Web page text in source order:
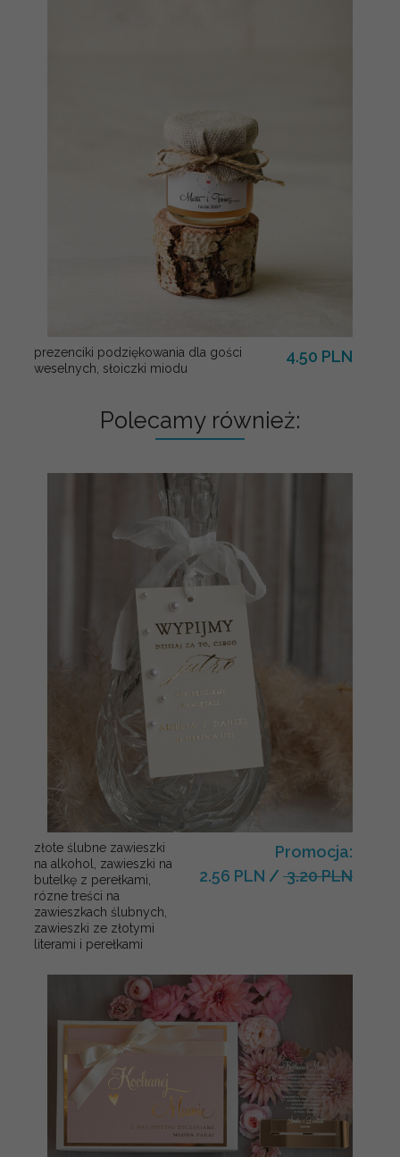
prezenciki podziękowania dla gości
weselnych, słoiczki miodu
4.50 PLN
Polecamy również:
złote ślubne zawieszki
na alkohol, zawieszki na
butelkę z perełkami,
rózne treści na
zawieszkach ślubnych,
zawieszki ze złotymi
literami i perełkami
Promocja:
2.56 PLN / 3.20 PLN